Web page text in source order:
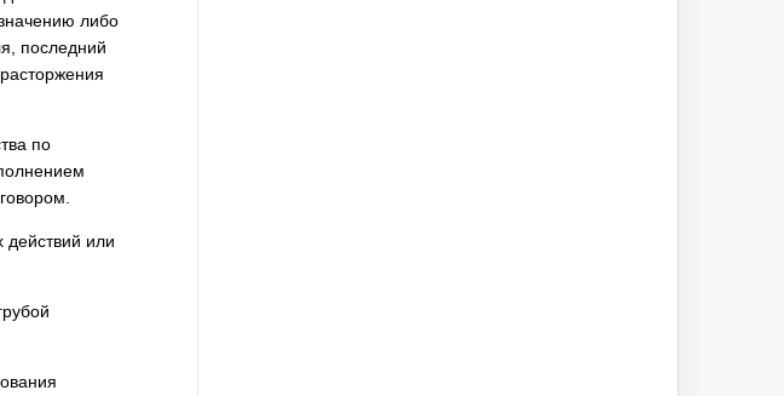
либо
последний
по
действий или